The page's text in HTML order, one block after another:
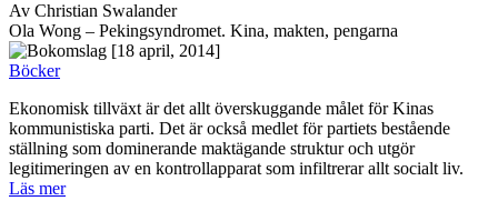
Av Christian Swalander
Ola Wong – Pekingsyndromet. Kina, makten, pengarna
[18 april, 2014]
Böcker
Ekonomisk tillväxt är det allt överskuggande målet för Kinas
kommunistiska parti. Det är också medlet för partiets bestående
ställning som dominerande maktägande struktur och utgör
legitimeringen av en kontrollapparat som infiltrerar allt socialt liv.
Läs mer